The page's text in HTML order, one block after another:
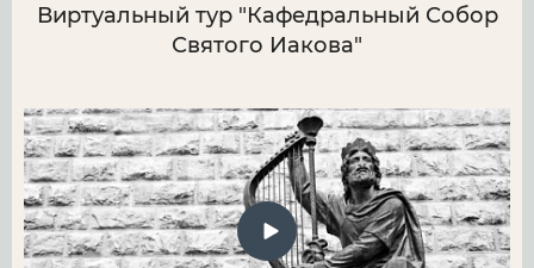
Виртуальный тур "Кафедральный Собор
Святого Иакова"